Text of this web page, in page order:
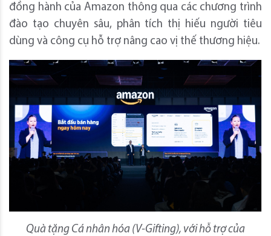
đồng hành của Amazon thông qua các chương trình
đào tạo chuyên sâu, phân tích thị hiếu người tiêu
dùng và công cụ hỗ trợ nâng cao vị thế thương hiệu.
Quà tặng Cá nhân hóa (V-Gifting), với hỗ trợ của